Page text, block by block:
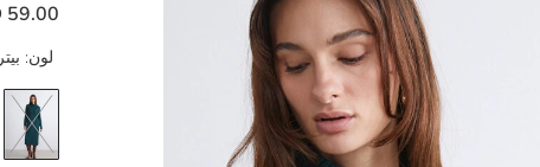
59.00 MAD
لون: